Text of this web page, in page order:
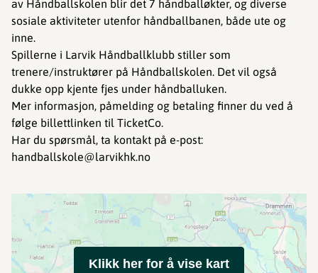
av Håndballskolen blir det 7 håndballøkter, og diverse
sosiale aktiviteter utenfor håndballbanen, både ute og
inne.
Spillerne i Larvik Håndballklubb stiller som
trenere/instruktører på Håndballskolen. Det vil også
dukke opp kjente fjes under håndballuken.
Mer informasjon, påmelding og betaling finner du ved å
følge billettlinken til TicketCo.
Har du spørsmål, ta kontakt på e-post:
handballskole@larvikhk.no
Klikk her for å vise kart